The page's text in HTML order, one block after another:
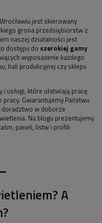
jest skierowany
grona przedsiębiorstw z
naszej działalności jest
dostępu do szerokiej gamy
wyposażenie każdego
hali produkcyjnej czy sklepu
usługi, które ułatwiają pracę
Gwarantujemy Państwu
doradztwo w doborze
Na blogu prezentujemy
paneli, listw i profili
A